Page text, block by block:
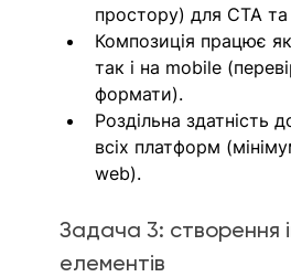
простору) для CTA та
Композиція працює
так і на mobile
формати).
Роздільна здатність
всіх платформ
web).
Задача 3: створення
елементів